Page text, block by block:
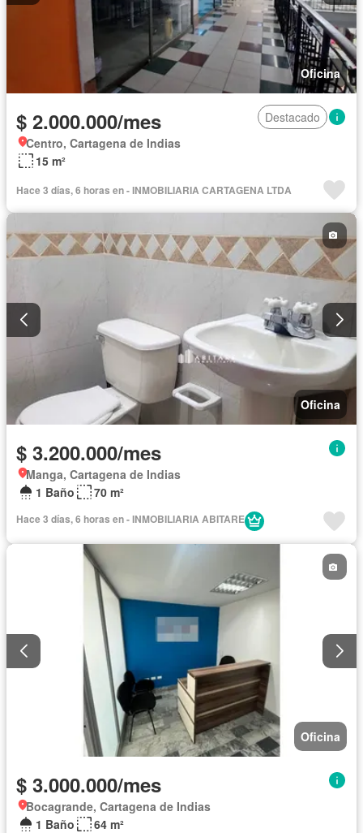
Oficina
$ 2.000.000/mes
Destacado
Centro, Cartagena de Indias
15 m²
Hace 3 días, 6 horas en - INMOBILIARIA CARTAGENA LTDA
Oficina
$ 3.200.000/mes
Manga, Cartagena de Indias
1 Baño
70 m²
Hace 3 días, 6 horas en - INMOBILIARIA ABITARE
Oficina
$ 3.000.000/mes
Bocagrande, Cartagena de Indias
1 Baño
64 m²